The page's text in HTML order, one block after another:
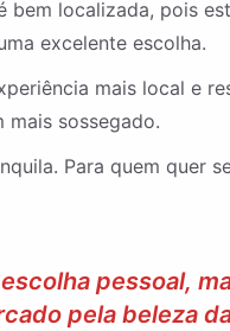
bem localizada, pois
excelente escolha.
mais local e
sossegado.
Para quem quer
pessoal,
pela beleza